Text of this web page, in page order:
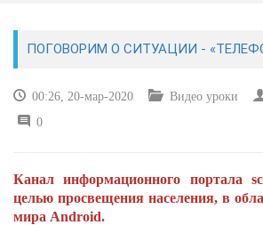
РЕМОНТ И СОВЕТЫ
УЧЕБНИК CSS
ПОГОВОРИМ О СИТУАЦИИ -
00:26, 20-мар-2020 Видео уроки
0
Канал информационного портала
целью просвещения населения, в
мира Android.